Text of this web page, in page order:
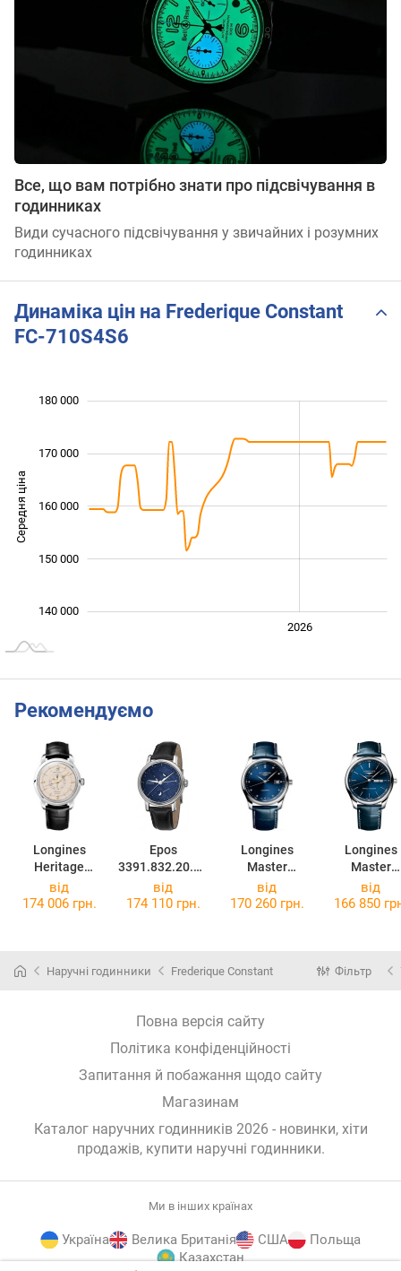
Все, що вам потрібно знати про підсвічування в
годинниках
Види сучасного підсвічування у звичайних і розумних
годинниках
Динаміка цін на Frederique Constant
FC-710S4S6
Середня ціна 140 000
140 000
150 000
160 000
170 000
180 000
2026
Рекомендуємо
Longines
Heritage
Central Power
Reserve
Epos
3391.832.20.16
.25
Longines
Master
Collection
L2.793.4.97.0
Longines
Master
Collection
від
174 006 грн.
від
174 110 грн.
від
170 260 грн.
від
166 850
Наручні годинники Frederique Constant Фільтр
Повна версія сайту
Політика конфіденційності
Запитання й побажання щодо сайту
Магазинам
Каталог наручних годинників 2026 - новинки, хіти
продажів, купити наручні годинники.
Ми в інших країнах
Україна Велика Британія США
Польща
Казахстан